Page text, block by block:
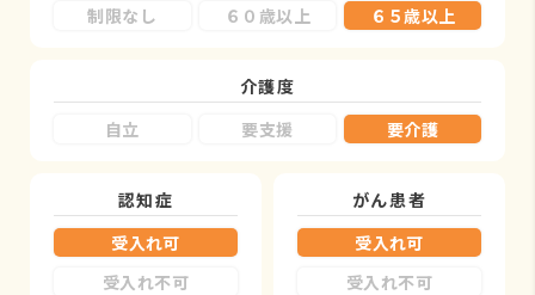
制限なし
６０歳以上 ６５歳以上
介護度
自立
要支援 要介護
認知症
受入れ可
受入れ不可
がん患者
受入れ可
受入れ不可